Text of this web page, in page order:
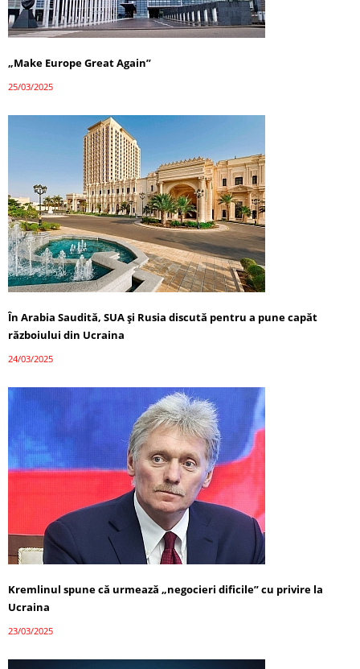
„Make Europe Great Again”
25/03/2025
În Arabia Saudită, SUA și Rusia discută pentru a pune capăt
războiului din Ucraina
24/03/2025
Kremlinul spune că urmează „negocieri dificile” cu privire la
Ucraina
23/03/2025